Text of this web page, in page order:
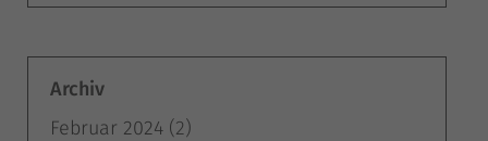
Archiv
Februar 2024 (2)